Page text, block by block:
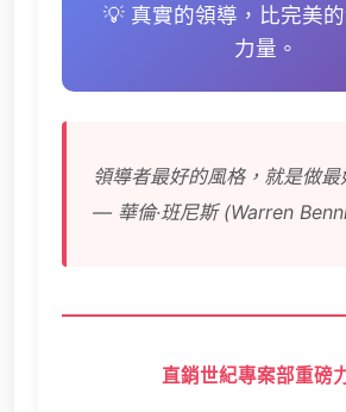
💡 真實的領導，比完美
力量。
領導者最好的風格，就是做最
— 華倫·班尼斯 (Warren
直銷世紀專案部重磅